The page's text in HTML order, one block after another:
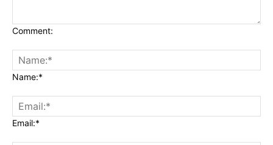
Comment:
Name:*
Email:*